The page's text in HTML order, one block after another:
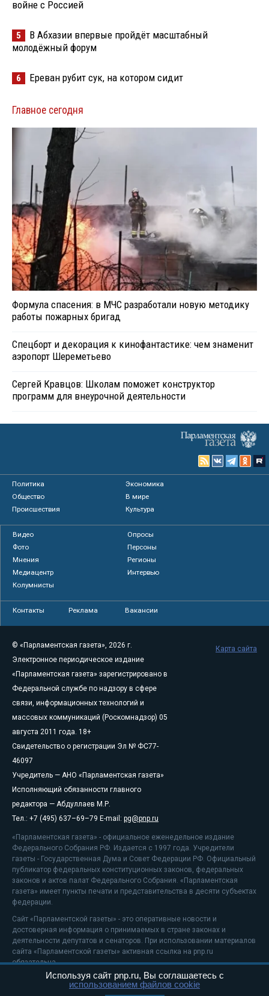
войне с Россией
5
В Абхазии впервые пройдёт масштабный
молодёжный форум
6 Ереван рубит сук, на котором сидит
Главное сегодня
Формула спасения: в МЧС разработали новую методику
работы пожарных бригад
Спецборт и декорация к кинофантастике: чем знаменит
аэропорт Шереметьево
Сергей Кравцов: Школам поможет конструктор
программ для внеурочной деятельности
Политика
Экономика
Общество
В мире
Происшествия
Культура
Видео
Опросы
Фото
Персоны
Мнения
Регионы
Медиацентр
Интервью
Колумнисты
Контакты Реклама Вакансии
© «Парламентская газета», 2026 г.
Электронное периодическое издание
«Парламентская газета» зарегистрировано в
Федеральной службе по надзору в сфере
связи, информационных технологий и
массовых коммуникаций (Роскомнадзор) 05
августа 2011 года. 18+
Свидетельство о регистрации Эл № ФС77-
46097
Учредитель — АНО «Парламентская газета»
Исполняющий обязанности главного
редактора — Абдуллаев М.Р.
Тел.: +7 (495) 637–69–79 E-mail: pg@pnp.ru
«Парламентская газета» - официальное еженедельное издание
Федерального Собрания РФ. Издается с 1997 года. Учредители
газеты - Государственная Дума и Совет Федерации РФ. Официальный
публикатор федеральных конституционных законов, федеральных
законов и актов палат Федерального Собрания. «Парламентская
газета» имеет пункты печати и представительства в десяти субъектах
федерации.
Сайт «Парламентской газеты» - это оперативные новости и
достоверная информация о принимаемых в стране законах и
деятельности депутатов и сенаторов. При использовании материалов
сайта «Парламентской газеты» активная ссылка на pnp.ru
обязательна.
На информационном ресурсе применяютсярекомендательные
Карта сайта
Используя сайт pnp.ru, Вы соглашаетесь с
использованием файлов cookie